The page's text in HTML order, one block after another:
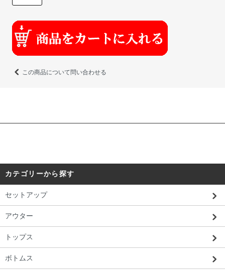
この商品について問い合わせる
カテゴリーから探す
セットアップ
アウター
トップス
ボトムス